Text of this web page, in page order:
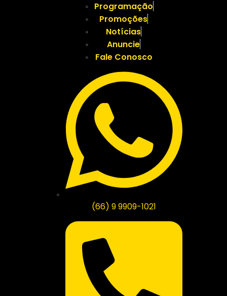
Programação
Promoções
Notícias
Anuncie
Fale Conosco
(66) 9 9909-1021